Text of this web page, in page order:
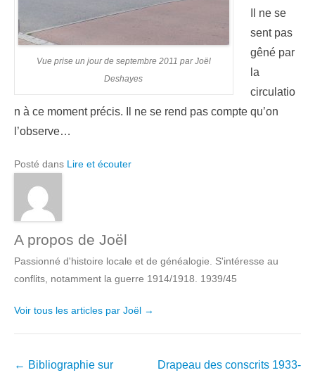
Vue prise un jour de septembre 2011 par Joël
Deshayes
Il ne se
sent pas
gêné par
la
circulatio
n à ce moment précis. Il ne se rend pas compte qu’on
l’observe…
Posté dans Lire et écouter
A propos de Joël
Passionné d'histoire locale et de généalogie. S'intéresse au
conflits, notamment la guerre 1914/1918. 1939/45
Voir tous les articles par Joël →
Navigation
← Bibliographie sur
Drapeau des conscrits 1933-